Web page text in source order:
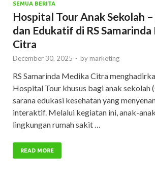
SEMUA BERITA
Hospital Tour Anak Sekolah
dan Edukatif di RS
Citra
December 30, 2025 - by marketing
RS Samarinda Medika Citra
Hospital Tour khusus bagi anak sekolah
sarana edukasi kesehatan yang
interaktif. Melalui kegiatan ini, anak-
lingkungan rumah sakit …
READ MORE